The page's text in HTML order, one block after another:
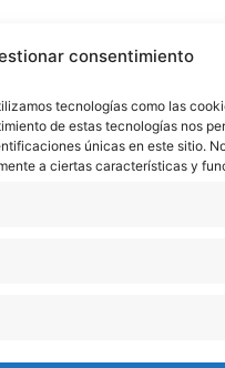
consentimiento
tecnologías como las
de estas tecnologías nos
únicas en este sitio.
a ciertas características y